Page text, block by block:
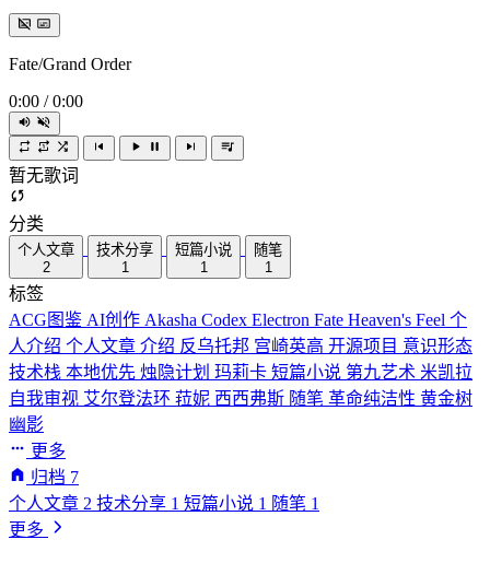
Fate/Grand Order
0:00 / 0:00
暂无歌词
分类
个人文章
2
技术分享
1
短篇小说
1
随笔
1
标签
ACG图鉴 AI创作 Akasha Codex Electron Fate Heaven's Feel 个
人介绍 个人文章 介绍 反乌托邦 宫崎英高 开源项目 意识形态
技术栈 本地优先 烛隐计划 玛莉卡 短篇小说 第九艺术 米凯拉
自我审视 艾尔登法环 菈妮 西西弗斯 随笔 革命纯洁性 黄金树
幽影
更多
归档 7
个人文章 2 技术分享 1 短篇小说 1 随笔 1
更多